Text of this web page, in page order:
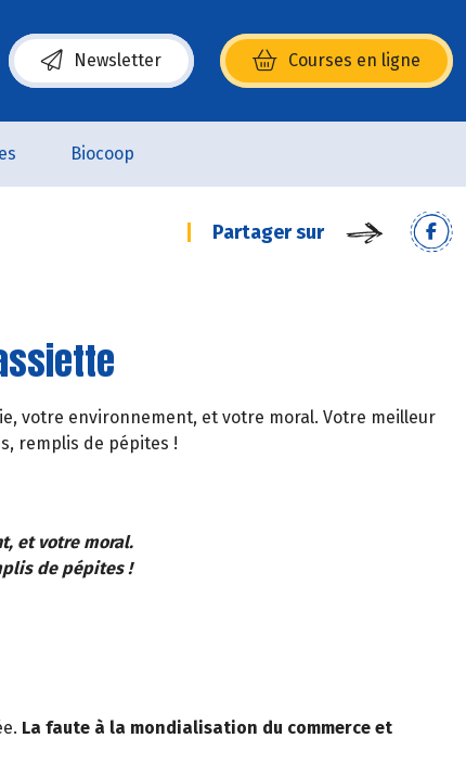
Newsletter Courses en ligne
(s’ouvre dans une nouvelle fenêtre)
Biocoop
Partager sur
votre environnement, et votre moral. Votre meilleur
remplis de pépites !
et votre moral.
de pépites !
La faute à la mondialisation du commerce et